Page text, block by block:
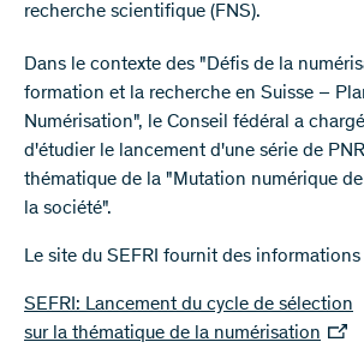
recherche scientifique (FNS).
Dans le contexte des "Défis de la
formation et la recherche en Suisse –
Numérisation", le Conseil fédéral a
d'étudier le lancement d'une série de
thématique de la "Mutation numérique
la société".
Le site du SEFRI fournit des
SEFRI: Lancement du cycle de sélection
sur la thématique de la numérisation